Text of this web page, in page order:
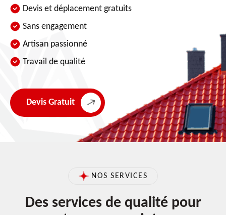
Devis et déplacement gratuits
Sans engagement
Artisan passionné
Travail de qualité
Devis Gratuit
NOS SERVICES
Des services de qualité pour